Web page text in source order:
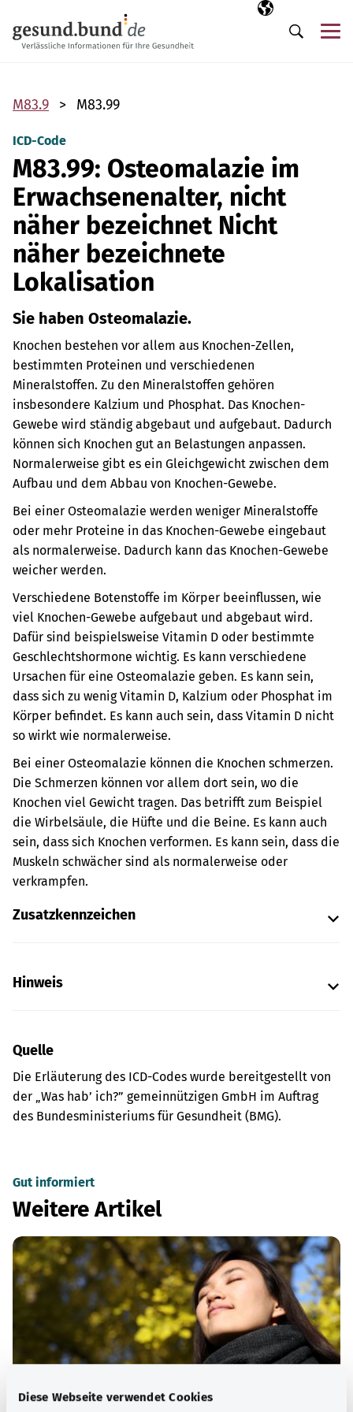
Diese Webseite verwendet Cookies
Ausgewählte
DE
Suche
M83.9 M83.99
ICD-Code
M83.99: Osteomalazie im
Erwachsenenalter, nicht
näher bezeichnet Nicht
näher bezeichnete
Lokalisation
Sie haben Osteomalazie.
Knochen bestehen vor allem aus Knochen-Zellen,
bestimmten Proteinen und verschiedenen
Mineralstoffen. Zu den Mineralstoffen gehören
insbesondere Kalzium und Phosphat. Das Knochen-
Gewebe wird ständig abgebaut und aufgebaut. Dadurch
können sich Knochen gut an Belastungen anpassen.
Normalerweise gibt es ein Gleichgewicht zwischen dem
Aufbau und dem Abbau von Knochen-Gewebe.
Bei einer Osteomalazie werden weniger Mineralstoffe
oder mehr Proteine in das Knochen-Gewebe eingebaut
als normalerweise. Dadurch kann das Knochen-Gewebe
weicher werden.
Verschiedene Botenstoffe im Körper beeinflussen, wie
viel Knochen-Gewebe aufgebaut und abgebaut wird.
Dafür sind beispielsweise Vitamin D oder bestimmte
Geschlechtshormone wichtig. Es kann verschiedene
Ursachen für eine Osteomalazie geben. Es kann sein,
dass sich zu wenig Vitamin D, Kalzium oder Phosphat im
Körper befindet. Es kann auch sein, dass Vitamin D nicht
so wirkt wie normalerweise.
Bei einer Osteomalazie können die Knochen schmerzen.
Die Schmerzen können vor allem dort sein, wo die
Knochen viel Gewicht tragen. Das betrifft zum Beispiel
die Wirbelsäule, die Hüfte und die Beine. Es kann auch
sein, dass sich Knochen verformen. Es kann sein, dass die
Muskeln schwächer sind als normalerweise oder
verkrampfen.
Zusatzkennzeichen
Hinweis
Quelle
Die Erläuterung des ICD-Codes wurde bereitgestellt von
der „Was hab’ ich?” gemeinnützigen GmbH im Auftrag
des Bundesministeriums für Gesundheit (BMG).
Gut informiert
Weitere Artikel